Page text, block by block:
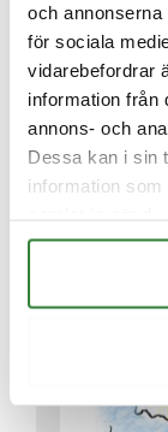
och
för sociala
vidarebefordrar
information från
annons- och
Dessa kan i sin
information
Övriga
Läs mer